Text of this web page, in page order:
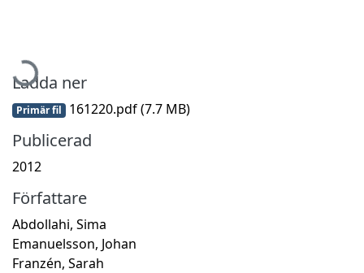
Ladda ner
Primär fil 161220.pdf(7.7 MB)
Publicerad
2012
Författare
Abdollahi, Sima
Emanuelsson, Johan
Franzén, Sarah